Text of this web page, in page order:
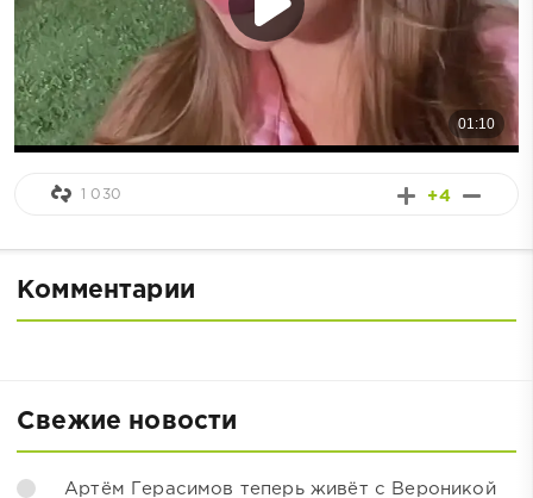
+4
1 030
Комментарии
Свежие новости
Артём Герасимов теперь живёт с Вероникой